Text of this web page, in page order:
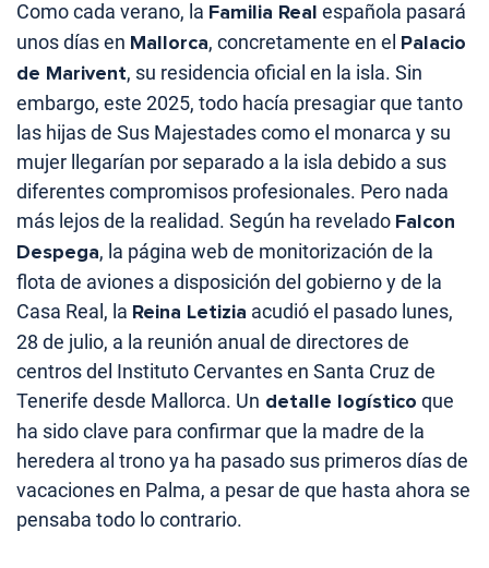
Como cada verano, la Familia Real española pasará
unos días en Mallorca, concretamente en el Palacio
de Marivent, su residencia oficial en la isla. Sin
embargo, este 2025, todo hacía presagiar que tanto
las hijas de Sus Majestades como el monarca y su
mujer llegarían por separado a la isla debido a sus
diferentes compromisos profesionales. Pero nada
más lejos de la realidad. Según ha revelado Falcon
Despega, la página web de monitorización de la
flota de aviones a disposición del gobierno y de la
Casa Real, la Reina Letizia acudió el pasado lunes,
28 de julio, a la reunión anual de directores de
centros del Instituto Cervantes en Santa Cruz de
Tenerife desde Mallorca. Un detalle logístico que
ha sido clave para confirmar que la madre de la
heredera al trono ya ha pasado sus primeros días de
vacaciones en Palma, a pesar de que hasta ahora se
pensaba todo lo contrario.